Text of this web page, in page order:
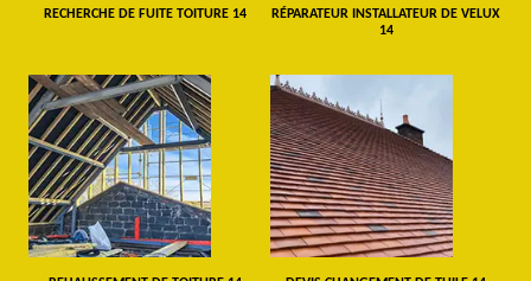
RECHERCHE DE FUITE TOITURE 14
RÉPARATEUR INSTALLATEUR DE VELUX
14